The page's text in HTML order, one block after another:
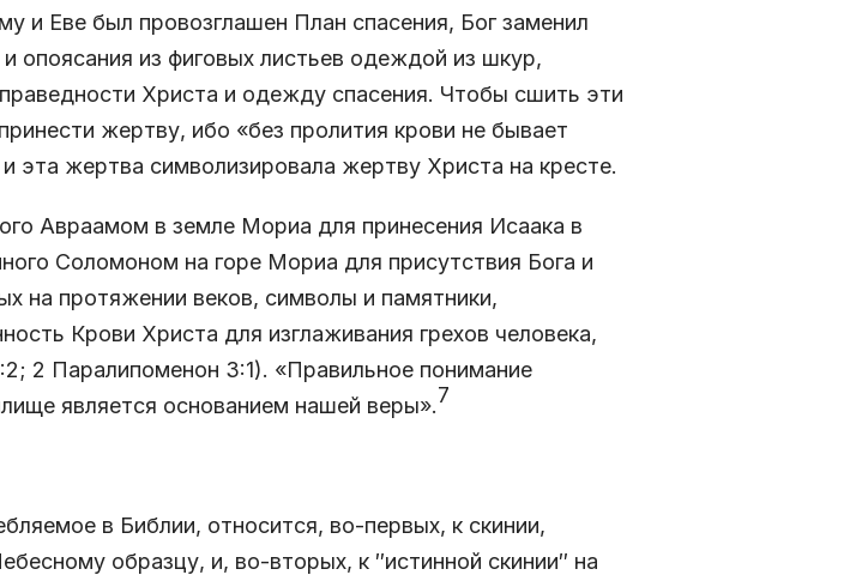
и Еве был провозглашен План спасения, Бог заменил
опоясания из фиговых листьев одеждой из шкур,
Христа и одежду спасения. Чтобы сшить эти
жертву, ибо «без пролития крови не бывает
эта жертва символизировала жертву Христа на кресте.
Авраамом в земле Мориа для принесения Исаака в
Соломоном на горе Мориа для присутствия Бога и
на протяжении веков, символы и памятники,
Крови Христа для изглаживания грехов человека,
2 Паралипоменон 3:1). «Правильное понимание
является основанием нашей веры».7
в Библии, относится, во-первых, к скинии,
образцу, и, во-вторых, к ″истинной скинии″ на